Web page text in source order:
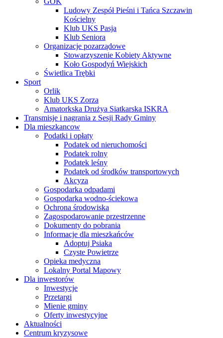
Ludowy Zespół Pieśni i Tańca Szczawin
Kościelny
Klub UKS Pasja
Klub Seniora
Organizacje pozarządowe
Stowarzyszenie Kobiety Aktywne
Koło Gospodyń Wiejskich
Świetlica Trębki
Sport
Orlik
Klub UKS Zorza
Amatorkska Drużya Siatkarska ISKRA
Transmisje i nagrania z Sesji Rady Gminy
Dla mieszkancow
Podatki i opłaty
Podatek od nieruchomości
Podatek rolny
Podatek leśny
Podatek od środków transportowych
Akcyza
Gospodarka odpadami
Gospodarka wodno-ściekowa
Ochrona środowiska
Zagospodarowanie przestrzenne
Dokumenty do pobrania
Informacje dla mieszkańców
Adoptuj Psiaka
Czyste Powietrze
Opieka medyczna
Lokalny Portal Mapowy
Dla inwestorów
Inwestycje
Przetargi
Mienie gminy
Oferty inwestycyjne
Aktualności
Centrum kryzysowe